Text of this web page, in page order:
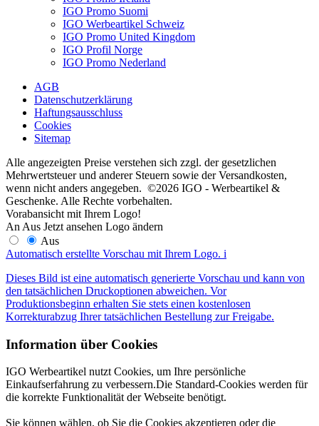
IGO Promo Suomi
IGO Werbeartikel Schweiz
IGO Promo United Kingdom
IGO Profil Norge
IGO Promo Nederland
AGB
Datenschutzerklärung
Haftungsausschluss
Cookies
Sitemap
Alle angezeigten Preise verstehen sich zzgl. der gesetzlichen
Mehrwertsteuer und anderer Steuern sowie der Versandkosten,
wenn nicht anders angegeben. ©2026 IGO - Werbeartikel &
Geschenke. Alle Rechte vorbehalten.
Vorabansicht mit Ihrem Logo!
An Aus Jetzt ansehen Logo ändern
Aus
Automatisch erstellte Vorschau mit Ihrem Logo. i
Dieses Bild ist eine automatisch generierte Vorschau und kann von
den tatsächlichen Druckoptionen abweichen. Vor
Produktionsbeginn erhalten Sie stets einen kostenlosen
Korrekturabzug Ihrer tatsächlichen Bestellung zur Freigabe.
Information über Cookies
IGO Werbeartikel nutzt Cookies, um Ihre persönliche
Einkaufserfahrung zu verbessern.Die Standard-Cookies werden für
die korrekte Funktionalität der Webseite benötigt.
Sie können wählen, ob Sie die Cookies akzeptieren oder die